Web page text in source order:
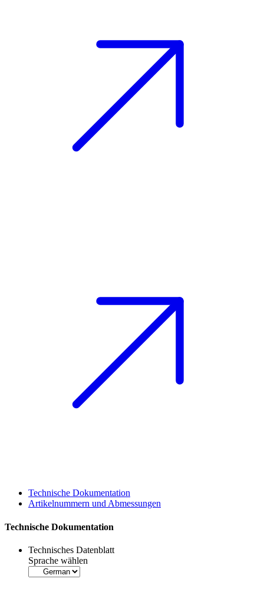
Technische Dokumentation
Artikelnummern und Abmessungen
Technische Dokumentation
Technisches Datenblatt
Sprache wählen